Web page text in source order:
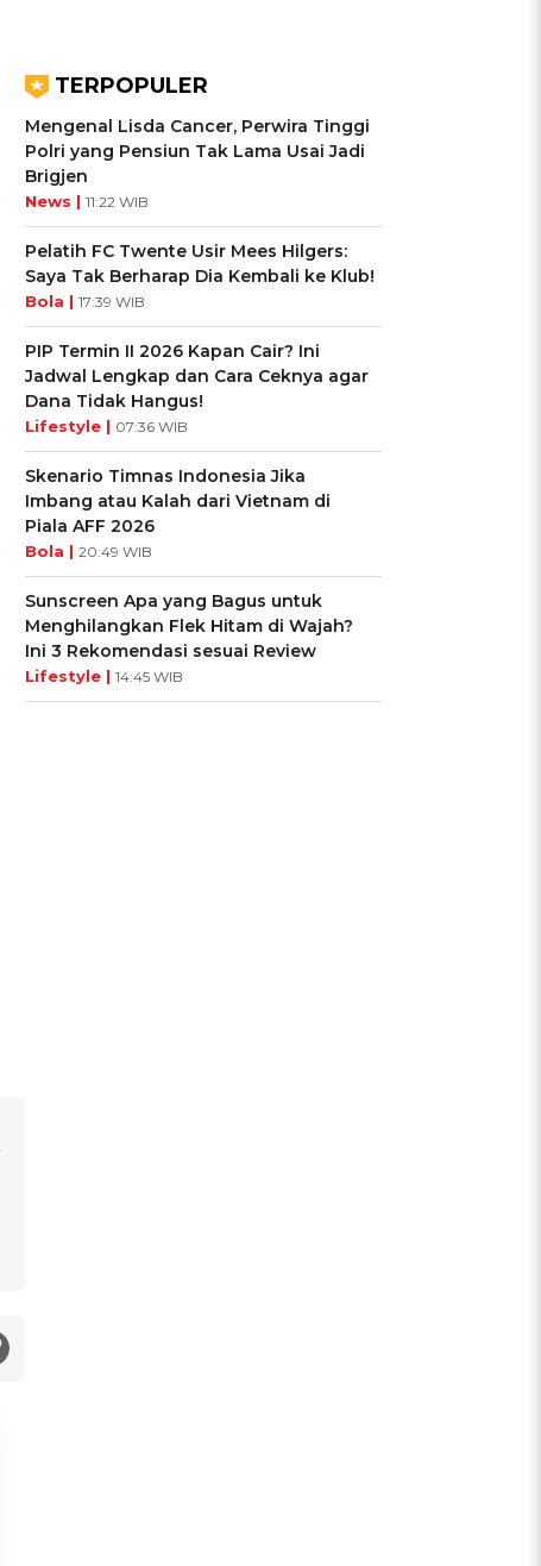
TERPOPULER
Mengenal Lisda Cancer, Perwira Tinggi
Polri yang Pensiun Tak Lama Usai Jadi
Brigjen
News | 11:22 WIB
Pelatih FC Twente Usir Mees Hilgers:
Saya Tak Berharap Dia Kembali ke Klub!
Bola | 17:39 WIB
PIP Termin II 2026 Kapan Cair? Ini
Jadwal Lengkap dan Cara Ceknya agar
Dana Tidak Hangus!
Lifestyle | 07:36 WIB
Skenario Timnas Indonesia Jika
Imbang atau Kalah dari Vietnam di
Piala AFF 2026
Bola | 20:49 WIB
Sunscreen Apa yang Bagus untuk
Menghilangkan Flek Hitam di Wajah?
Ini 3 Rekomendasi sesuai Review
Lifestyle | 14:45 WIB